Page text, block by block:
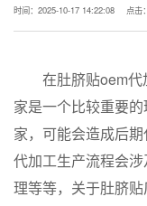
时间：2025-10-17 14:22:08 点击：
在肚脐贴oem代
家是一个比较重要
家，可能会造成后
代加工生产流程会
理等等，关于肚脐贴